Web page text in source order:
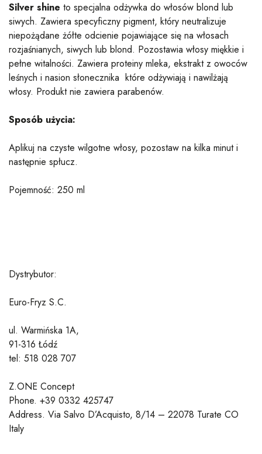
Silver shine to specjalna odżywka do włosów blond lub
siwych. Zawiera specyficzny pigment, który neutralizuje
niepożądane żółte odcienie pojawiające się na włosach
rozjaśnianych, siwych lub blond. Pozostawia włosy miękkie i
pełne witalności. Zawiera proteiny mleka, ekstrakt z owoców
leśnych i nasion słonecznika które odżywiają i nawilżają
włosy. Produkt nie zawiera parabenów.
Sposób użycia:
Aplikuj na czyste wilgotne włosy, pozostaw na kilka minut i
następnie spłucz.
Pojemność: 250 ml
Dystrybutor:
Euro-Fryz S.C.
ul. Warmińska 1A,
91-316 Łódź
tel: 518 028 707
Z.ONE Concept
Phone. +39 0332 425747
Address. Via Salvo D’Acquisto, 8/14 – 22078 Turate CO
Italy